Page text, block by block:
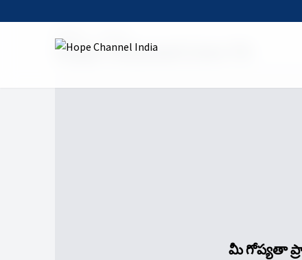
Hope Channel Live TV
మీ గోప్యతా